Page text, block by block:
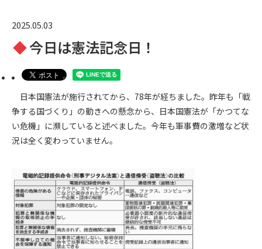
2025.05.03
今日は憲法記念日！
日本国憲法が施行されてから、78年が経ちました。昨年も「戦
争する国づくり」の動きへの懸念から、日本国憲法が「かつてな
い危機」に瀕していると述べました。今年も軍事費の激増など状
況は全く変わっていません。